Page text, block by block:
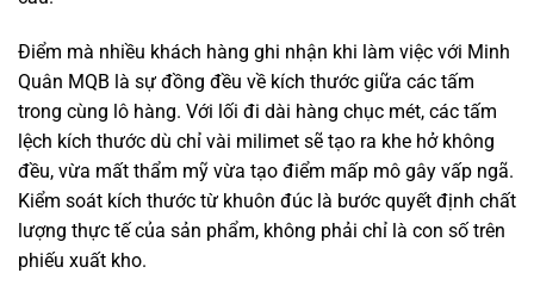
Điểm mà nhiều khách hàng ghi nhận khi làm việc với Minh
Quân MQB là sự đồng đều về kích thước giữa các tấm
trong cùng lô hàng. Với lối đi dài hàng chục mét, các tấm
lệch kích thước dù chỉ vài milimet sẽ tạo ra khe hở không
đều, vừa mất thẩm mỹ vừa tạo điểm mấp mô gây vấp ngã.
Kiểm soát kích thước từ khuôn đúc là bước quyết định chất
lượng thực tế của sản phẩm, không phải chỉ là con số trên
phiếu xuất kho.